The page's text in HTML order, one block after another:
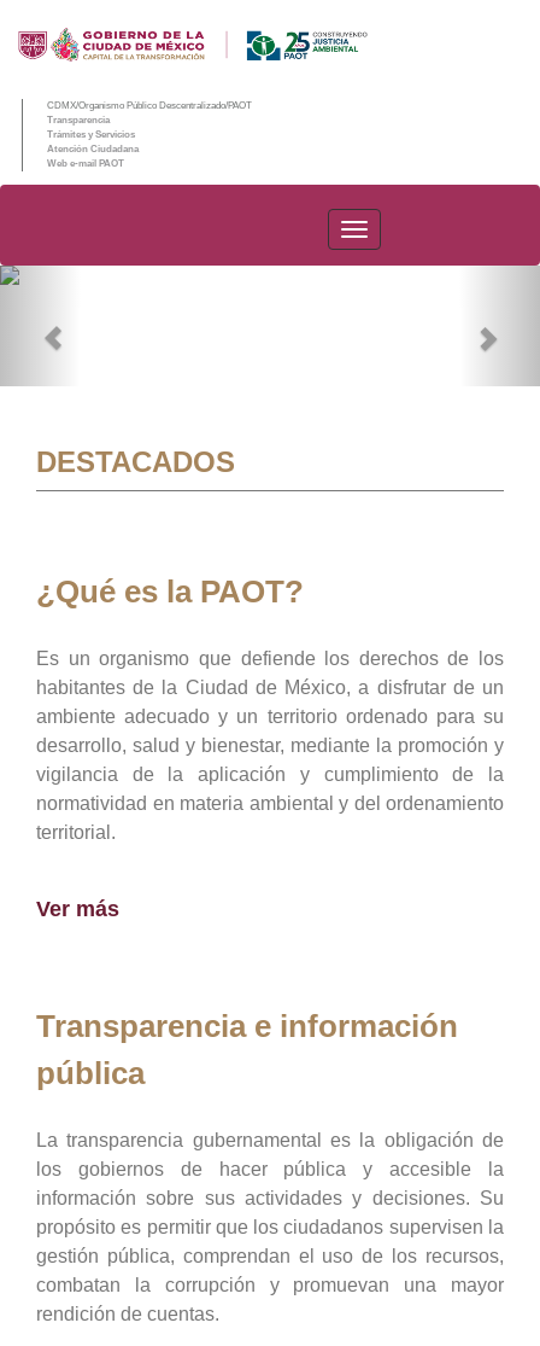
CDMX/Organismo Público Descentralizado/PAOT
Transparencia
Trámites y Servicios
Atención Ciudadana
Web e-mail PAOT
PAOT
DESTACADOS
¿Qué es la PAOT?
Es un organismo que defiende los derechos de los
habitantes de la Ciudad de México, a disfrutar de un
ambiente adecuado y un territorio ordenado para su
desarrollo, salud y bienestar, mediante la promoción y
vigilancia de la aplicación y cumplimiento de la
normatividad en materia ambiental y del ordenamiento
territorial.
Ver más
Transparencia e información
pública
La transparencia gubernamental es la obligación de
los gobiernos de hacer pública y accesible la
información sobre sus actividades y decisiones. Su
propósito es permitir que los ciudadanos supervisen la
gestión pública, comprendan el uso de los recursos,
combatan la corrupción y promuevan una mayor
rendición de cuentas.